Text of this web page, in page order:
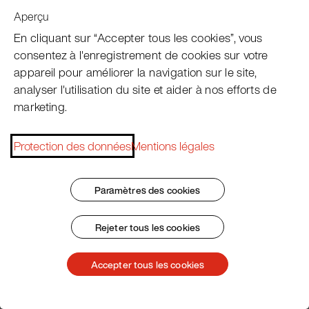
Service clientèle
Subscribe Pacojet Newsletter
Would you like to be regularly updated on news, event
Conditions Générales
Protection des données
Aperçu
En cliquant sur “Accepter tous les cookies”, vous
consentez à l'enregistrement de cookies sur votre
appareil pour améliorer la navigation sur le site,
analyser l'utilisation du site et aider à nos efforts de
marketing.
Protection des donnéesMentions légales
Paramètres des cookies
Rejeter tous les cookies
Accepter tous les cookies